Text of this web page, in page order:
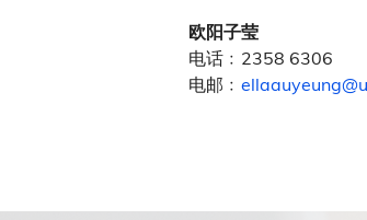
欧阳子莹
电话﹕2358 6306
电邮﹕